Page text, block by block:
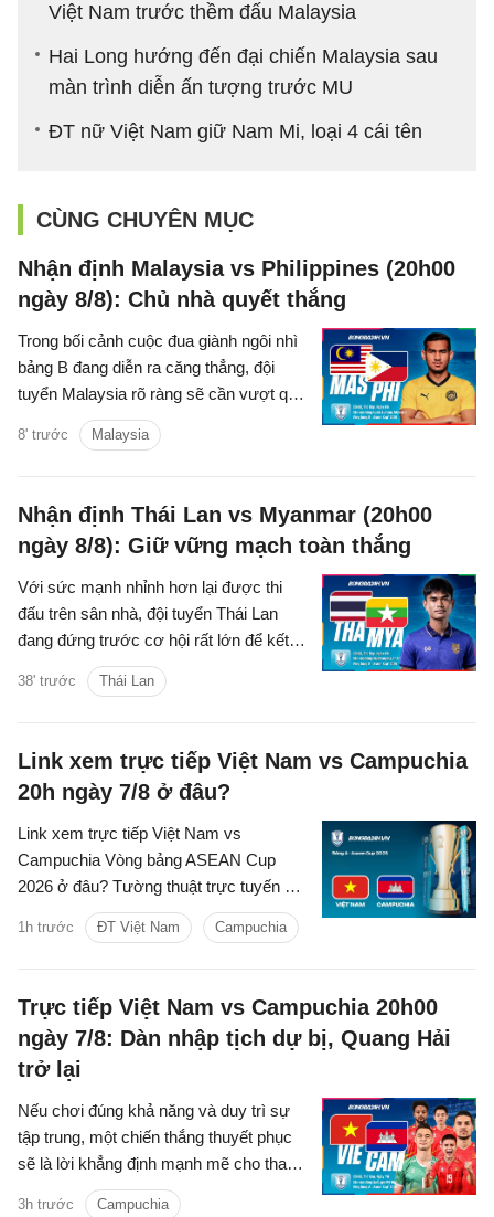
Việt Nam trước thềm đấu Malaysia
Hai Long hướng đến đại chiến Malaysia sau
màn trình diễn ấn tượng trước MU
ĐT nữ Việt Nam giữ Nam Mi, loại 4 cái tên
CÙNG CHUYÊN MỤC
Nhận định Malaysia vs Philippines (20h00
ngày 8/8): Chủ nhà quyết thắng
Trong bối cảnh cuộc đua giành ngôi nhì
bảng B đang diễn ra căng thẳng, đội
tuyển Malaysia rõ ràng sẽ cần vượt qua
Philippines để chắc suất đi tiếp.
8' trước Malaysia
Nhận định Thái Lan vs Myanmar (20h00
ngày 8/8): Giữ vững mạch toàn thắng
Với sức mạnh nhỉnh hơn lại được thi
đấu trên sân nhà, đội tuyển Thái Lan
đang đứng trước cơ hội rất lớn để kết
thúc vòng bảng ASEAN Cup 2026 với 4
trận toàn thắng.
38' trước Thái Lan
Link xem trực tiếp Việt Nam vs Campuchia
20h ngày 7/8 ở đâu?
Link xem trực tiếp Việt Nam vs
Campuchia Vòng bảng ASEAN Cup
2026 ở đâu? Tường thuật trực tuyến kết
quả bóng đá Việt Nam vs Campuchia
trên kênh phát sóng nào?
1h trước ĐT Việt Nam Campuchia
Trực tiếp Việt Nam vs Campuchia 20h00
ngày 7/8: Dàn nhập tịch dự bị, Quang Hải
trở lại
Nếu chơi đúng khả năng và duy trì sự
tập trung, một chiến thắng thuyết phục
sẽ là lời khẳng định mạnh mẽ cho tham
vọng bảo vệ ngôi vương Đông Nam Á
3h trước Campuchia